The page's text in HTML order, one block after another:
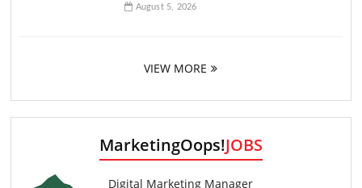
August 5, 2026
VIEW MORE
MarketingOops!JOBS
Digital Marketing Manager